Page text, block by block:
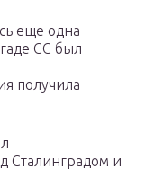
еще одна
СС был
получила
Сталинградом и